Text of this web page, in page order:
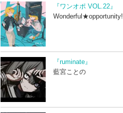
『ワンオポ VOL.22』
Wonderful★opportunity!
『ruminate』
藍宮ことの